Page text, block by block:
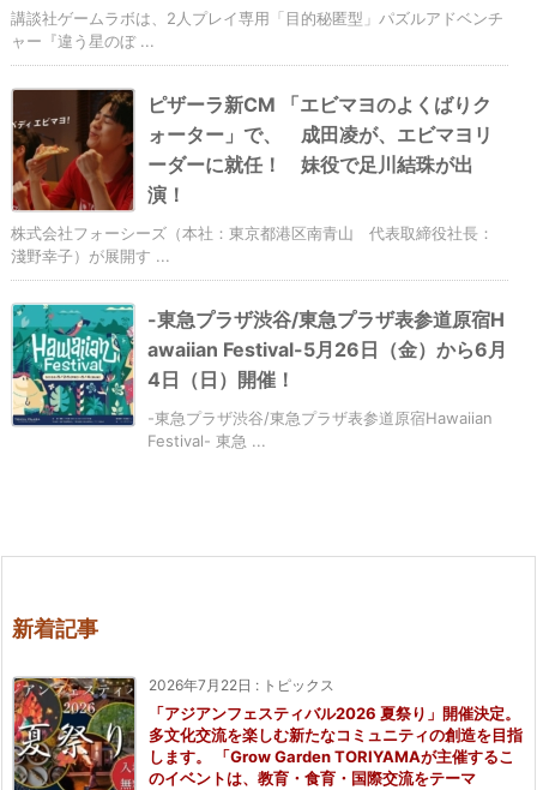
講談社ゲームラボは、2人プレイ専用「目的秘匿型」パズルアドベンチ
ャー『違う星のぼ ...
ピザーラ新CM 「エビマヨのよくばりク
ォーター」で、 成田凌が、エビマヨリ
ーダーに就任！ 妹役で足川結珠が出
演！
株式会社フォーシーズ（本社：東京都港区南青山 代表取締役社長：
淺野幸子）が展開す ...
-東急プラザ渋谷/東急プラザ表参道原宿H
awaiian Festival-5月26日（金）から6月
4日（日）開催！
-東急プラザ渋谷/東急プラザ表参道原宿Hawaiian
Festival- 東急 ...
新着記事
2026年7月22日 : トピックス
「アジアンフェスティバル2026 夏祭り」開催決定。
多文化交流を楽しむ新たなコミュニティの創造を目指
します。 「Grow Garden TORIYAMAが主催するこ
のイベントは、教育・食育・国際交流をテーマ